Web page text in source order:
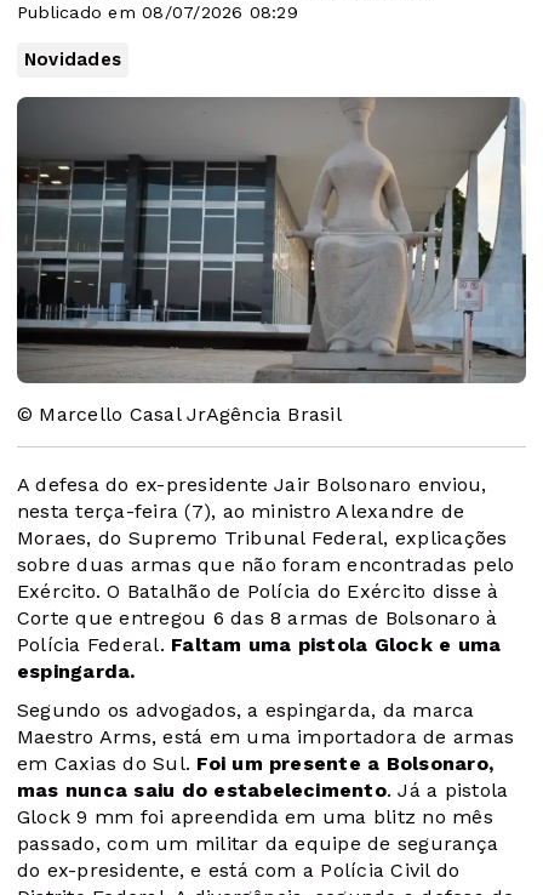
Publicado em 08/07/2026 08:29
Novidades
© Marcello Casal JrAgência Brasil
A defesa do ex-presidente Jair Bolsonaro enviou,
nesta terça-feira (7), ao ministro Alexandre de
Moraes, do Supremo Tribunal Federal, explicações
sobre duas armas que não foram encontradas pelo
Exército. O Batalhão de Polícia do Exército disse à
Corte que entregou 6 das 8 armas de Bolsonaro à
Polícia Federal. Faltam uma pistola Glock e uma
espingarda.
Segundo os advogados, a espingarda, da marca
Maestro Arms, está em uma importadora de armas
em Caxias do Sul. Foi um presente a Bolsonaro,
mas nunca saiu do estabelecimento. Já a pistola
Glock 9 mm foi apreendida em uma blitz no mês
passado, com um militar da equipe de segurança
do ex-presidente, e está com a Polícia Civil do